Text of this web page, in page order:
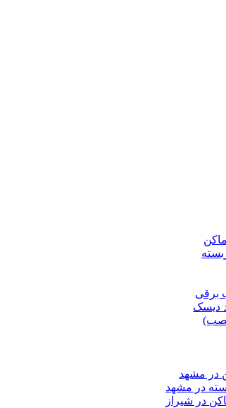
برقی
دیسک
نصب)
در مشهد
در مشهد
در شیراز